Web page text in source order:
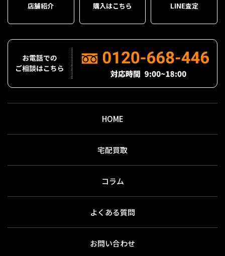
店舗紹介 購入はこちら LINE査定
HOME
宅配買取
コラム
よくある質問
お問い合わせ